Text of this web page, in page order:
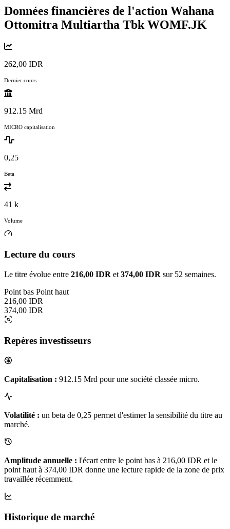
Données financières de l'action Wahana
Ottomitra Multiartha Tbk WOMF.JK
262,00 IDR
Dernier cours
912.15 Mrd
MICRO capitalisation
0,25
Beta
41 k
Volume
Lecture du cours
Le titre évolue entre 216,00 IDR et 374,00 IDR sur 52 semaines.
Point bas Point haut
216,00 IDR
374,00 IDR
Repères investisseurs
Capitalisation : 912.15 Mrd pour une société classée micro.
Volatilité : un beta de 0,25 permet d'estimer la sensibilité du titre au
marché.
Amplitude annuelle : l'écart entre le point bas à 216,00 IDR et le
point haut à 374,00 IDR donne une lecture rapide de la zone de prix
travaillée récemment.
Historique de marché